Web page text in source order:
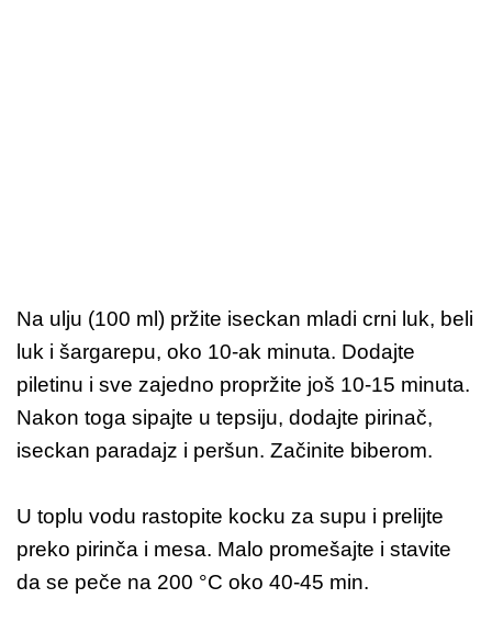
Na ulju (100 ml) pržite iseckan mladi crni luk, beli
luk i šargarepu, oko 10-ak minuta. Dodajte
piletinu i sve zajedno propržite još 10-15 minuta.
Nakon toga sipajte u tepsiju, dodajte pirinač,
iseckan paradajz i peršun. Začinite biberom.
U toplu vodu rastopite kocku za supu i prelijte
preko pirinča i mesa. Malo promešajte i stavite
da se peče na 200 °C oko 40-45 min.